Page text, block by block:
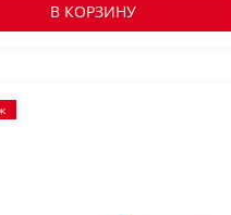
В КОРЗИНУ